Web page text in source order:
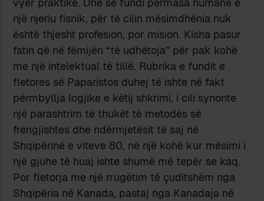
një njeriu fisnik, për të cilin mësimdhënia nuk
është thjesht profesion, por mision. Kisha pasur
fatin që në fëmijëri “të udhëtoja” për pak kohë
me një intelektual të tillë. Rubrika e fundit e
fletores së Paparistos duhej të ishte në fakt
përmbyllja logjike e këtij shkrimi, i cili synonte
një parashtrim të thukët të metodës së
frëngjishtes dhe ndërmjetësit të saj në
Shqipërinë e viteve 80, në një kohë kur mësimi i
një gjuhe të huaj ishte shumë më tepër se kaq.
Por fletorja me një rrugëtim të çuditshëm nga
Shqipëria në Kanada, pastaj nga Kanadaja në